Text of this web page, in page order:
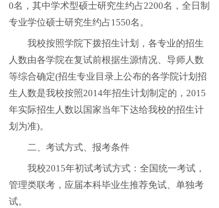
0名，其中学术型硕士研究生约占2200名，全日制
专业学位硕士研究生约占1550名。
我校按照学院下拨招生计划，各专业的招生
人数由各学院在复试前根据生源情况、导师人数
等综合确定(招生专业目录上公布的各学院计划招
生人数是我校按照2014年招生计划制定的，2015
年实际招生人数以国家当年下达给我校的招生计
划为准)。
二、考试方式、报考条件
我校2015年初试考试方式：全国统一考试，
管理类联考，应届本科毕业生推荐免试、单独考
试。